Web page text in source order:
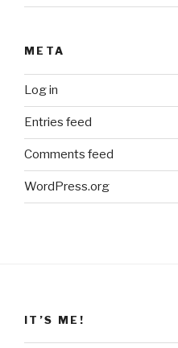
META
Log in
Entries feed
Comments feed
WordPress.org
IT’S ME!